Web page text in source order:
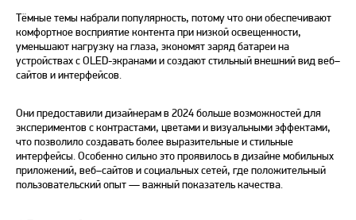
Тёмные темы набрали популярность, потому что они обеспечивают
комфортное восприятие контента при низкой освещенности,
уменьшают нагрузку на глаза, экономят заряд батареи на
устройствах с OLED-экранами и создают стильный внешний вид веб–
сайтов и интерфейсов.
Они предоставили дизайнерам в 2024больше возможностей для
экспериментов с контрастами, цветами и визуальными эффектами,
что позволило создавать более выразительные и стильные
интерфейсы. Особенно сильно это проявилосьв дизайнемобильных
приложений, веб–сайтов и социальных сетей, где положительный
пользовательский опыт — важный показатель качества.